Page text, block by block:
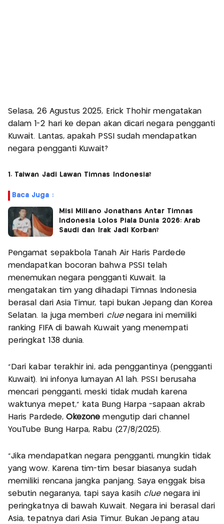
Selasa, 26 Agustus 2025, Erick Thohir mengatakan
dalam 1-2 hari ke depan akan dicari negara pengganti
Kuwait. Lantas, apakah PSSI sudah mendapatkan
negara pengganti Kuwait?
1. Taiwan Jadi Lawan Timnas Indonesia?
Baca Juga :
Misi Miliano Jonathans Antar Timnas
Indonesia Lolos Piala Dunia 2026: Arab
Saudi dan Irak Jadi Korban?
Pengamat sepakbola Tanah Air Haris Pardede
mendapatkan bocoran bahwa PSSI telah
menemukan negara pengganti Kuwait. Ia
mengatakan tim yang dihadapi Timnas Indonesia
berasal dari Asia Timur, tapi bukan Jepang dan Korea
Selatan. Ia juga memberi clue negara ini memiliki
ranking FIFA di bawah Kuwait yang menempati
peringkat 138 dunia.
“Dari kabar terakhir ini, ada penggantinya (pengganti
Kuwait). Ini infonya lumayan A1 lah. PSSI berusaha
mencari pengganti, meski tidak mudah karena
waktunya mepet,” kata Bung Harpa -sapaan akrab
Haris Pardede, Okezone mengutip dari channel
YouTube Bung Harpa, Rabu (27/8/2025).
“Jika mendapatkan negara pengganti, mungkin tidak
yang wow. Karena tim-tim besar biasanya sudah
memiliki rencana jangka panjang. Saya enggak bisa
sebutin negaranya, tapi saya kasih clue negara ini
peringkatnya di bawah Kuwait. Negara ini berasal dari
Asia, tepatnya dari Asia Timur. Bukan Jepang atau